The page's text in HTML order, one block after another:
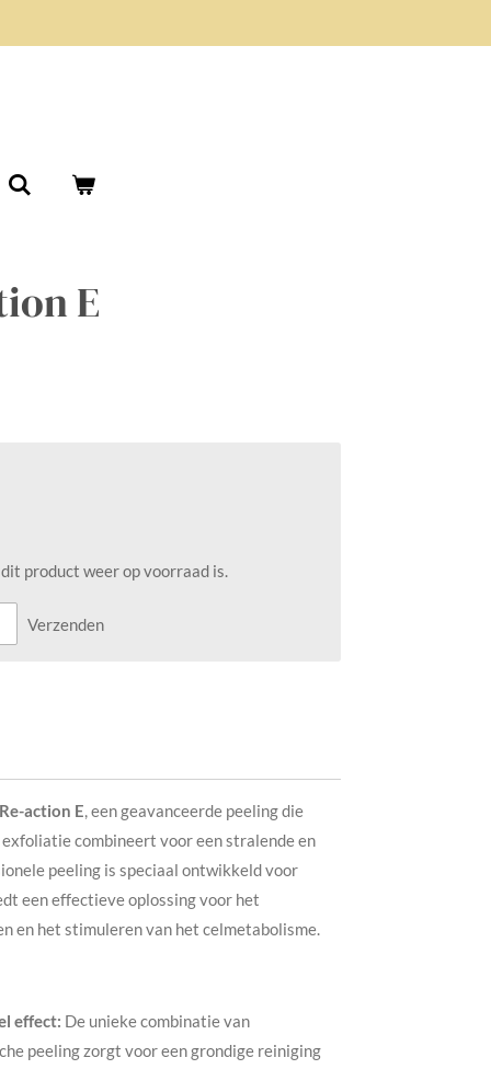
E
product weer op voorraad is.
Verzenden
action E, een geavanceerde peeling die
combineert voor een stralende en
peeling is speciaal ontwikkeld voor
een effectieve oplossing voor het
en het stimuleren van het celmetabolisme.
effect: De unieke combinatie van
peeling zorgt voor een grondige reiniging